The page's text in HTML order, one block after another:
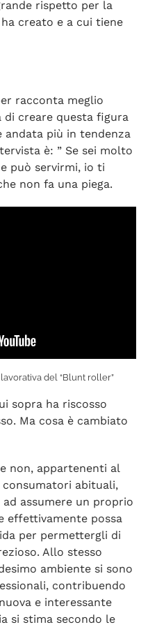
rispetto per la
creato e a cui tiene
racconta meglio
di creare questa figura
andata più in tendenza
è: ” Se sei molto
può servirmi, io ti
non fa una piega.
del “Blunt roller”
sopra ha riscosso
Ma cosa è cambiato
non, appartenenti al
abituali,
assumere un proprio
effettivamente possa
per permettergli di
Allo stesso
ambiente si sono
contribuendo
e interessante
si stima secondo le